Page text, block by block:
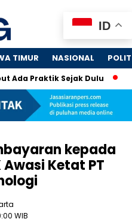
TIMUR NASIONAL
Sejak Dulu Dosa-
kepada
Awasi Ketat PT
WIB
ID